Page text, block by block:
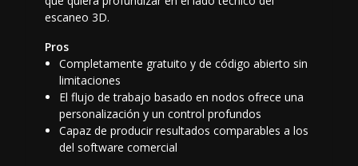
escaneo 3D.
Pros
Completamente gratuito y de código abierto sin
limitaciones
El flujo de trabajo basado en nodos ofrece una
personalización y un control profundos
Capaz de producir resultados comparables a los
del software comercial